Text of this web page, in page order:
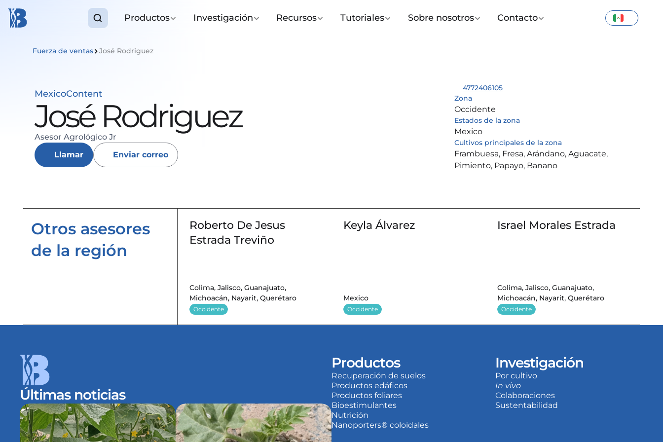
Productos Investigación Recursos Tutoriales Sobre nosotros Contacto
Fuerza de ventas José Rodriguez
MexicoContent
José Rodriguez
Asesor Agrológico Jr
Llamar
Enviar correo
4772406105
Zona
Occidente
Estados de la zona
Mexico
Cultivos principales de la zona
Frambuesa, Fresa, Arándano, Aguacate,
Pimiento, Papayo, Banano
Otros asesores
de la región
Roberto De Jesus
Estrada Treviño
Colima, Jalisco, Guanajuato,
Michoacán, Nayarit, Querétaro
Occidente
Keyla Álvarez
Mexico
Occidente
Israel Morales Estrada
Colima, Jalisco, Guanajuato,
Michoacán, Nayarit, Querétaro
Occidente
Últimas noticias
Productos
Recuperación de suelos
Productos edáficos
Productos foliares
Bioestimulantes
Nutrición
Nanoporters® coloidales
Investigación
Por cultivo
In vivo
Colaboraciones
Sustentabilidad